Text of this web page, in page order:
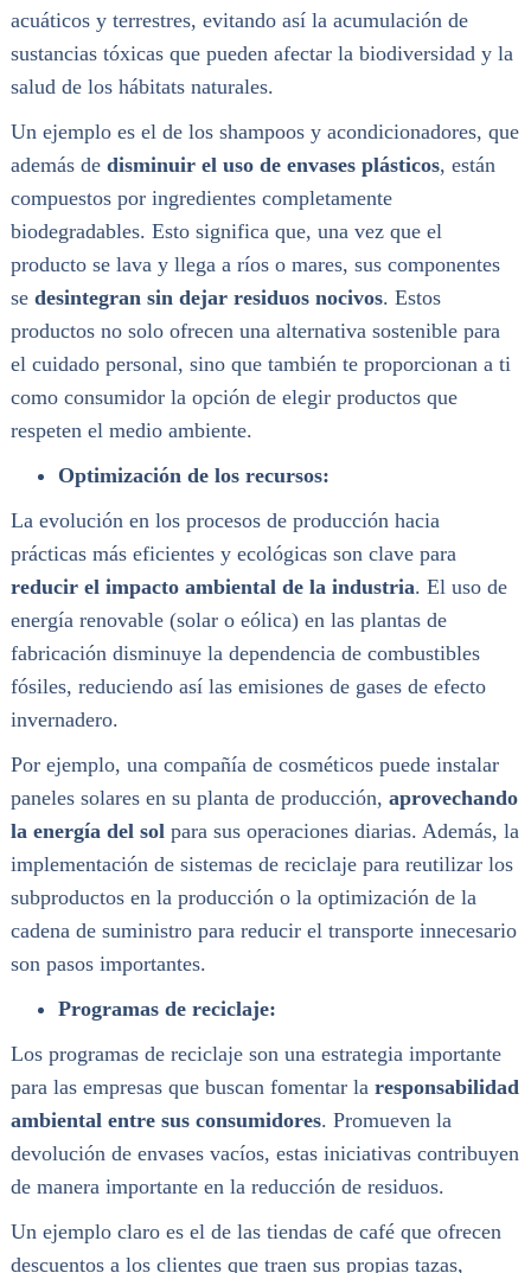
acuáticos y terrestres, evitando así la acumulación de
sustancias tóxicas que pueden afectar la biodiversidad y la
salud de los hábitats naturales.
Un ejemplo es el de los shampoos y acondicionadores, que
además de disminuir el uso de envases plásticos, están
compuestos por ingredientes completamente
biodegradables. Esto significa que, una vez que el
producto se lava y llega a ríos o mares, sus componentes
se desintegran sin dejar residuos nocivos. Estos
productos no solo ofrecen una alternativa sostenible para
el cuidado personal, sino que también te proporcionan a ti
como consumidor la opción de elegir productos que
respeten el medio ambiente.
Optimización de los recursos:
La evolución en los procesos de producción hacia
prácticas más eficientes y ecológicas son clave para
reducir el impacto ambiental de la industria. El uso de
energía renovable (solar o eólica) en las plantas de
fabricación disminuye la dependencia de combustibles
fósiles, reduciendo así las emisiones de gases de efecto
invernadero.
Por ejemplo, una compañía de cosméticos puede instalar
paneles solares en su planta de producción, aprovechando
la energía del sol para sus operaciones diarias. Además, la
implementación de sistemas de reciclaje para reutilizar los
subproductos en la producción o la optimización de la
cadena de suministro para reducir el transporte innecesario
son pasos importantes.
Programas de reciclaje:
Los programas de reciclaje son una estrategia importante
para las empresas que buscan fomentar la responsabilidad
ambiental entre sus consumidores. Promueven la
devolución de envases vacíos, estas iniciativas contribuyen
de manera importante en la reducción de residuos.
Un ejemplo claro es el de las tiendas de café que ofrecen
descuentos a los clientes que traen sus propias tazas,